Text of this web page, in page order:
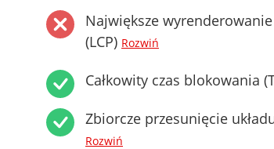
Największe
(LCP) Rozwiń
Całkowity czas blokowania
Zbiorcze przesunięcie
Rozwiń